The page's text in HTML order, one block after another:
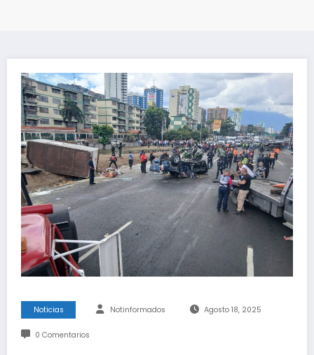
Noticias Notinformados Agosto 18, 2025
0 Comentarios